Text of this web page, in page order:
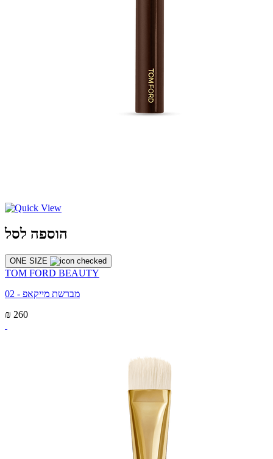
הוספה לסל
ONE SIZE
TOM FORD BEAUTY
מברשת מייקאפ - 02
₪ 260